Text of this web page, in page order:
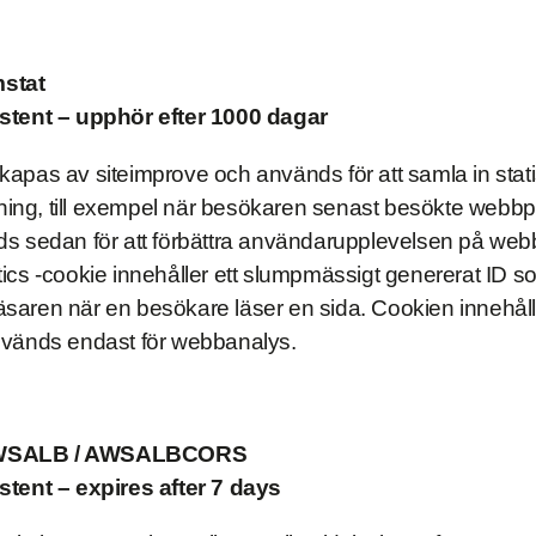
– upphör efter 1000 dagar
av siteimprove och används för att samla in
till exempel när besökaren senast besökte
sedan för att förbättra användarupplevelsen på
-cookie innehåller ett slumpmässigt genererat ID
när en besökare läser en sida. Cookien
endast för webbanalys.
/ AWSALBCORS
– expires after 7 days